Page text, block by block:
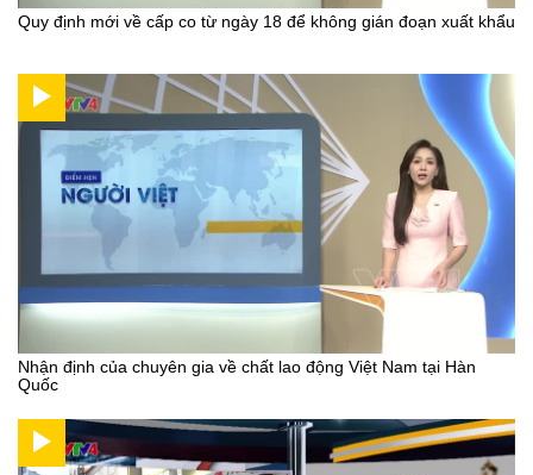
Quy định mới về cấp co từ ngày 18 để không gián đoạn xuất khẩu
Nhận định của chuyên gia về chất lao động Việt Nam tại Hàn
Quốc